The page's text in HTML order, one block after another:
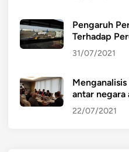
Pengaruh
Terhadap
31/07/2021
antar negara
22/07/2021